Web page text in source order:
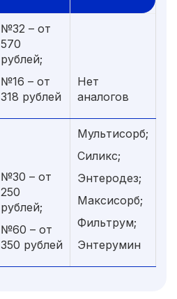
№32 – от
570
рублей;
№16 – от
318 рублей
Нет
аналогов
№30 – от
250
рублей;
№60 – от
350 рублей
Мультисорб;
Силикс;
Энтеродез;
Максисорб;
Фильтрум;
Энтерумин